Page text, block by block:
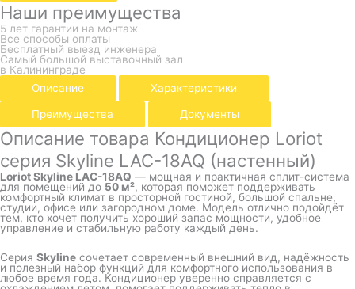
Наши преимущества
5 лет гарантии на монтаж
Все способы оплаты
Бесплатный выезд инженера
Самый большой выставочный зал
в Калининграде
Описание
Характеристики
Преимущества Документы
Описание товара Кондиционер Loriot
серия Skyline LAC-18AQ (настенный)
Loriot Skyline LAC-18AQ — мощная и практичная сплит-система
для помещений до 50 м², которая поможет поддерживать
комфортный климат в просторной гостиной, большой спальне,
студии, офисе или загородном доме. Модель отлично подойдёт
тем, кто хочет получить хороший запас мощности, удобное
управление и стабильную работу каждый день.
Серия Skyline сочетает современный внешний вид, надёжность
и полезный набор функций для комфортного использования в
любое время года. Кондиционер уверенно справляется с